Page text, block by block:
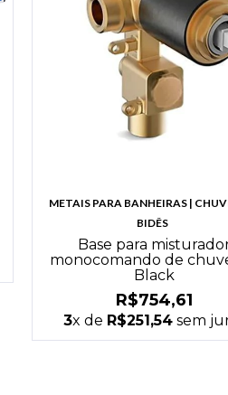
METAIS PARA BANHEIRAS |
BIDÊS
Base para
monocomando de
Black
R$754,61
3x de R$251,54sem